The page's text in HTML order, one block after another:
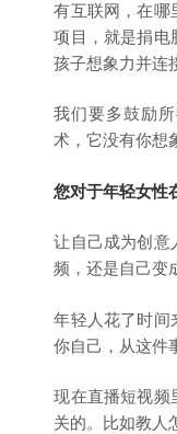
有互联网，在哪
项目，就是捐电
孩子想象力并连
我们要多鼓励
术，它没有你想
您对于年轻女性
让自己成为创意
频，还是自己变
年轻人花了时间
你自己，从这件
现在直播短视频
关的。比如教人